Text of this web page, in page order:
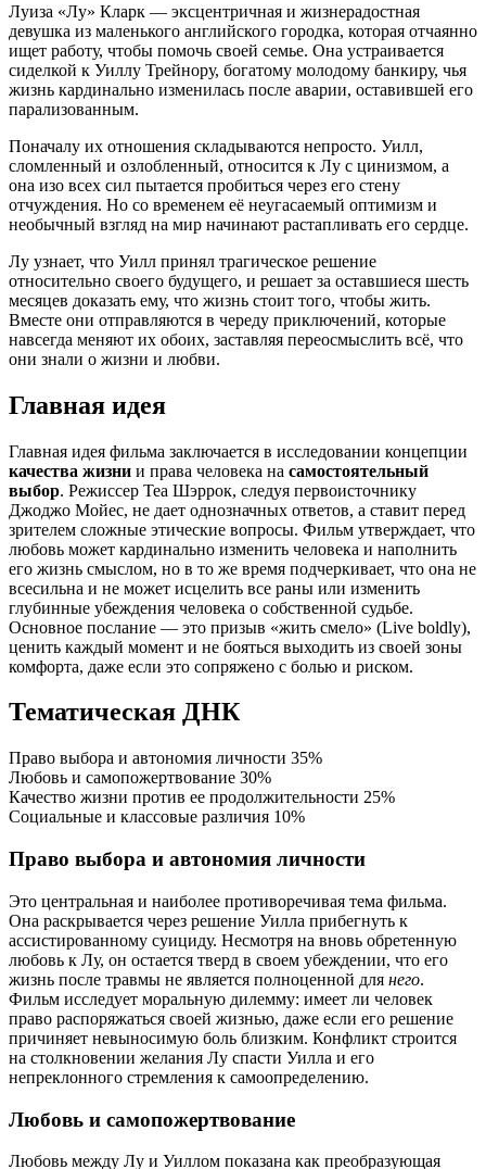
Луиза «Лу» Кларк — эксцентричная и жизнерадостная
девушка из маленького английского городка, которая отчаянно
ищет работу, чтобы помочь своей семье. Она устраивается
сиделкой к Уиллу Трейнору, богатому молодому банкиру, чья
жизнь кардинально изменилась после аварии, оставившей его
парализованным.
Поначалу их отношения складываются непросто. Уилл,
сломленный и озлобленный, относится к Лу с цинизмом, а
она изо всех сил пытается пробиться через его стену
отчуждения. Но со временем её неугасаемый оптимизм и
необычный взгляд на мир начинают растапливать его сердце.
Лу узнает, что Уилл принял трагическое решение
относительно своего будущего, и решает за оставшиеся шесть
месяцев доказать ему, что жизнь стоит того, чтобы жить.
Вместе они отправляются в череду приключений, которые
навсегда меняют их обоих, заставляя переосмыслить всё, что
они знали о жизни и любви.
Главная идея
Главная идея фильма заключается в исследовании концепции
качества жизни и права человека на самостоятельный
выбор. Режиссер Теа Шэррок, следуя первоисточнику
Джоджо Мойес, не дает однозначных ответов, а ставит перед
зрителем сложные этические вопросы. Фильм утверждает, что
любовь может кардинально изменить человека и наполнить
его жизнь смыслом, но в то же время подчеркивает, что она не
всесильна и не может исцелить все раны или изменить
глубинные убеждения человека о собственной судьбе.
Основное послание — это призыв «жить смело» (Live boldly),
ценить каждый момент и не бояться выходить из своей зоны
комфорта, даже если это сопряжено с болью и риском.
Тематическая ДНК
Право выбора и автономия личности 35%
Любовь и самопожертвование 30%
Качество жизни против ее продолжительности 25%
Социальные и классовые различия 10%
Право выбора и автономия личности
Это центральная и наиболее противоречивая тема фильма.
Она раскрывается через решение Уилла прибегнуть к
ассистированному суициду. Несмотря на вновь обретенную
любовь к Лу, он остается тверд в своем убеждении, что его
жизнь после травмы не является полноценной для него.
Фильм исследует моральную дилемму: имеет ли человек
право распоряжаться своей жизнью, даже если его решение
причиняет невыносимую боль близким. Конфликт строится
на столкновении желания Лу спасти Уилла и его
непреклонного стремления к самоопределению.
Любовь и самопожертвование
Любовь между Лу и Уиллом показана как преобразующая